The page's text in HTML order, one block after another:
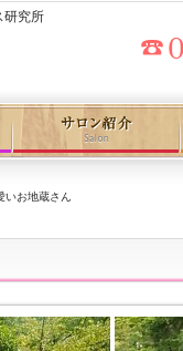
研究所
いお地蔵さん